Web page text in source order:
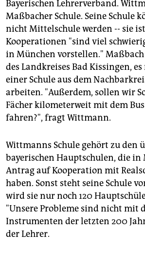
Bayerischen Lehrerverband.
Maßbacher Schule. Seine Schule
nicht Mittelschule werden -- sie
Kooperationen "sind viel
in München vorstellen."
des Landkreises Bad Kissingen,
einer Schule aus dem
arbeiten. "Außerdem, sollen wir
Fächer kilometerweit mit dem
fahren?", fragt Wittmann.
Wittmanns Schule gehört zu den
bayerischen Hauptschulen, die in
Antrag auf Kooperation mit
haben. Sonst steht seine Schule
wird sie nur noch 120
"Unsere Probleme sind nicht mit
Instrumenten der letzten 200
der Lehrer.